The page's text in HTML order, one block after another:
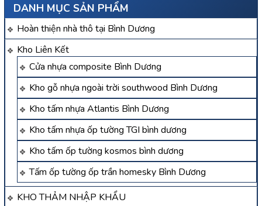
DANH MỤC SẢN PHẨM
Hoàn thiện nhà thô tại Bình Dương
Kho Liên Kết
Cửa nhựa composite Bình Dương
Kho gỗ nhựa ngoài trời southwood Bình Dương
Kho tấm nhựa Atlantis Bình Dương
Kho tấm nhựa ốp tường TGI bình dương
Kho tấm ốp tường kosmos bình dương
Tấm ốp tường ốp trần homesky Bình Dương
KHO THẢM NHẬP KHẨU